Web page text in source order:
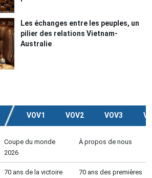
Les échanges entre les peuples, un
pilier des relations Vietnam-
Australie
VOV1 VOV2 VOV3
Coupe du monde
2026
À propos de nous
70 ans de la victoire
70 ans des premières